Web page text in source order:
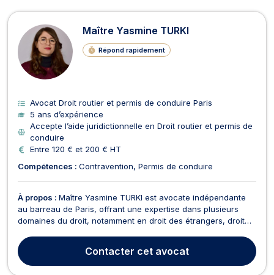
Maître Yasmine TURKI
Répond rapidement
Avocat Droit routier et permis de conduire Paris
5 ans d’expérience
Accepte l’aide juridictionnelle en Droit routier et permis de
conduire
Entre 120 € et 200 € HT
Compétences : Contravention Permis de conduire
À propos : Maître Yasmine TURKI est avocate indépendante
au barreau de Paris, offrant une expertise dans plusieurs
domaines du droit, notamment en droit des étrangers, droit
public. En droit de la fonction publique, elle offre des conseils
et une représentation pour les agent...
Contacter cet avocat